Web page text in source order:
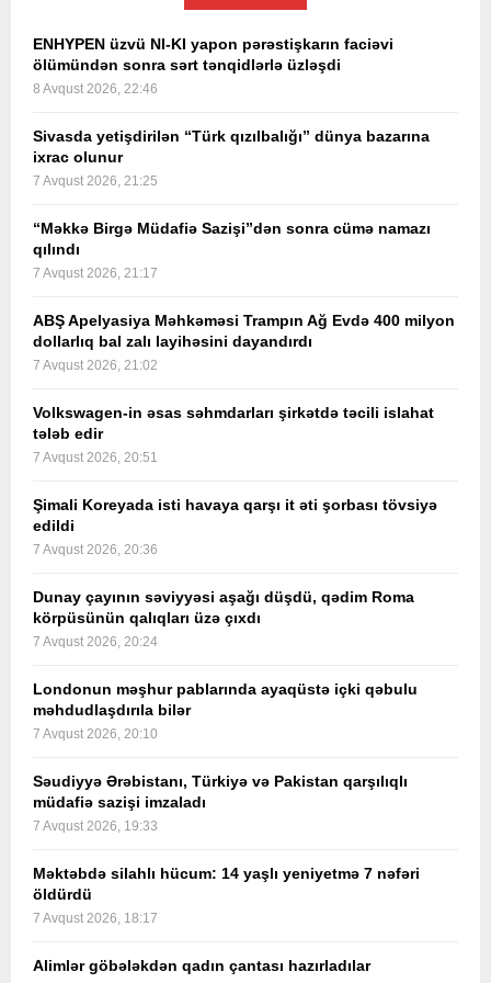
ENHYPEN üzvü NI-KI yapon pərəstişkarın faciəvi
ölümündən sonra sərt tənqidlərlə üzləşdi
8 Avqust 2026, 22:46
Sivasda yetişdirilən “Türk qızılbalığı” dünya bazarına
ixrac olunur
7 Avqust 2026, 21:25
“Məkkə Birgə Müdafiə Sazişi”dən sonra cümə namazı
qılındı
7 Avqust 2026, 21:17
ABŞ Apelyasiya Məhkəməsi Trampın Ağ Evdə 400 milyon
dollarlıq bal zalı layihəsini dayandırdı
7 Avqust 2026, 21:02
Volkswagen-in əsas səhmdarları şirkətdə təcili islahat
tələb edir
7 Avqust 2026, 20:51
Şimali Koreyada isti havaya qarşı it əti şorbası tövsiyə
edildi
7 Avqust 2026, 20:36
Dunay çayının səviyyəsi aşağı düşdü, qədim Roma
körpüsünün qalıqları üzə çıxdı
7 Avqust 2026, 20:24
Londonun məşhur pablarında ayaqüstə içki qəbulu
məhdudlaşdırıla bilər
7 Avqust 2026, 20:10
Səudiyyə Ərəbistanı, Türkiyə və Pakistan qarşılıqlı
müdafiə sazişi imzaladı
7 Avqust 2026, 19:33
Məktəbdə silahlı hücum: 14 yaşlı yeniyetmə 7 nəfəri
öldürdü
7 Avqust 2026, 18:17
Alimlər göbələkdən qadın çantası hazırladılar